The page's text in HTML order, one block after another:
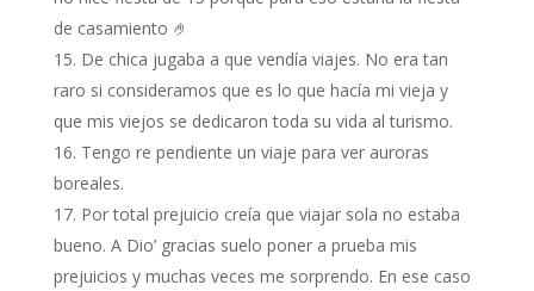
de casamiento 🤌
De chica jugaba a que vendía viajes. No era tan
raro si consideramos que es lo que hacía mi vieja y
que mis viejos se dedicaron toda su vida al turismo.
Tengo re pendiente un viaje para ver auroras
boreales.
Por total prejuicio creía que viajar sola no estaba
bueno. A Dio’ gracias suelo poner a prueba mis
prejuicios y muchas veces me sorprendo. En ese caso